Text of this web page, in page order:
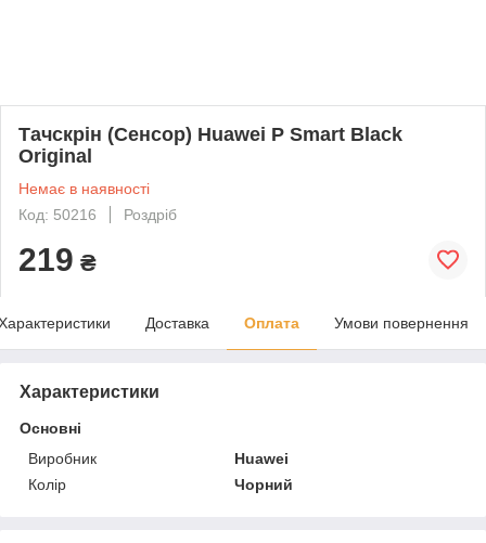
Тачскрін (Сенсор) Huawei P Smart Black
Original
Немає в наявності
Код: 50216
Роздріб
219 ₴
Доставка Оплата Умови повернення
Характеристики
Основні
Виробник
Huawei
Колір
Чорний